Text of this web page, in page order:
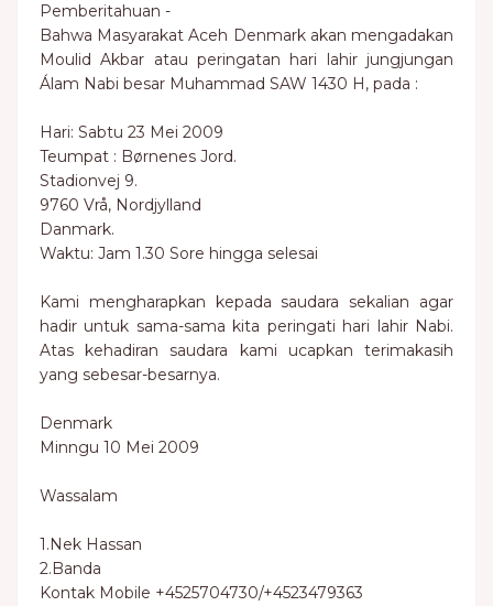
Pemberitahuan -
Bahwa Masyarakat Aceh Denmark akan mengadakan
Moulid Akbar atau peringatan hari lahir jungjungan
Álam Nabi besar Muhammad SAW 1430 H, pada :
Hari: Sabtu 23 Mei 2009
Teumpat : Børnenes Jord.
Stadionvej 9.
9760 Vrå, Nordjylland
Danmark.
Waktu: Jam 1.30 Sore hingga selesai
Kami mengharapkan kepada saudara sekalian agar
hadir untuk sama-sama kita peringati hari lahir Nabi.
Atas kehadiran saudara kami ucapkan terimakasih
yang sebesar-besarnya.
Denmark
Minngu 10 Mei 2009
Wassalam
1.Nek Hassan
2.Banda
Kontak Mobile +4525704730/+4523479363